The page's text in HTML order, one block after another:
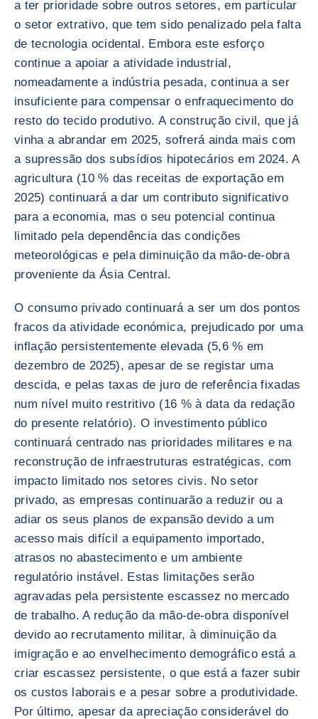
a ter prioridade sobre outros setores, em particular
o setor extrativo, que tem sido penalizado pela falta
de tecnologia ocidental. Embora este esforço
continue a apoiar a atividade industrial,
nomeadamente a indústria pesada, continua a ser
insuficiente para compensar o enfraquecimento do
resto do tecido produtivo. A construção civil, que já
vinha a abrandar em 2025, sofrerá ainda mais com
a supressão dos subsídios hipotecários em 2024. A
agricultura (10 % das receitas de exportação em
2025) continuará a dar um contributo significativo
para a economia, mas o seu potencial continua
limitado pela dependência das condições
meteorológicas e pela diminuição da mão-de-obra
proveniente da Ásia Central.
O consumo privado continuará a ser um dos pontos
fracos da atividade económica, prejudicado por uma
inflação persistentemente elevada (5,6 % em
dezembro de 2025), apesar de se registar uma
descida, e pelas taxas de juro de referência fixadas
num nível muito restritivo (16 % à data da redação
do presente relatório). O investimento público
continuará centrado nas prioridades militares e na
reconstrução de infraestruturas estratégicas, com
impacto limitado nos setores civis. No setor
privado, as empresas continuarão a reduzir ou a
adiar os seus planos de expansão devido a um
acesso mais difícil a equipamento importado,
atrasos no abastecimento e um ambiente
regulatório instável. Estas limitações serão
agravadas pela persistente escassez no mercado
de trabalho. A redução da mão-de-obra disponível
devido ao recrutamento militar, à diminuição da
imigração e ao envelhecimento demográfico está a
criar escassez persistente, o que está a fazer subir
os custos laborais e a pesar sobre a produtividade.
Por último, apesar da apreciação considerável do